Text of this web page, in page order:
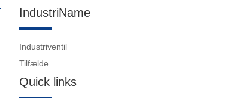
IndustriName
Industriventil
Tilfælde
Quick links